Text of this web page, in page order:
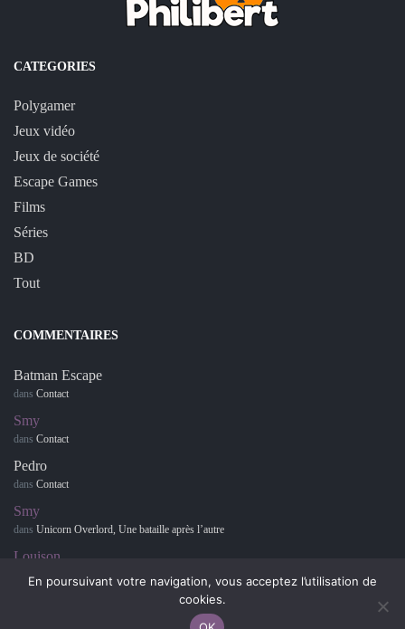
CATEGORIES
Polygamer
Jeux vidéo
Jeux de société
Escape Games
Films
Séries
BD
Tout
COMMENTAIRES
Batman Escape
dans Contact
Smy
dans Contact
Pedro
dans Contact
Smy
dans Unicorn Overlord, Une bataille après l’autre
Louison
dans Retour sur… Hotel Dusk : Room 215
En poursuivant votre navigation, vous acceptez l’utilisation de
cookies.